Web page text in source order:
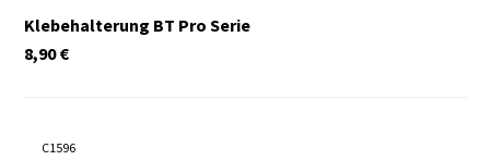
Klebehalterung BT Pro Serie
€
8,90
C1596